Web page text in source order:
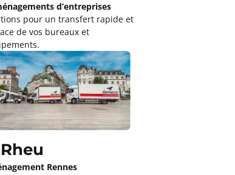
d’entreprises
pour un transfert rapide et
de vos bureaux et
Rennes